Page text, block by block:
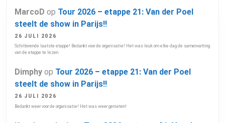
MarcoD op Tour 2026 – etappe 21: Van der Poel
steelt de show in Parijs!!
26 JULI 2026
Schitterende laatste etappe! Bedankt voor de organisatie! Het was leuk om elke dag de samenvatting
van de etappe te lezen.
Dimphy op Tour 2026 – etappe 21: Van der Poel
steelt de show in Parijs!!
26 JULI 2026
Bedankt weer voor de organisatie! Het was weer genieten!